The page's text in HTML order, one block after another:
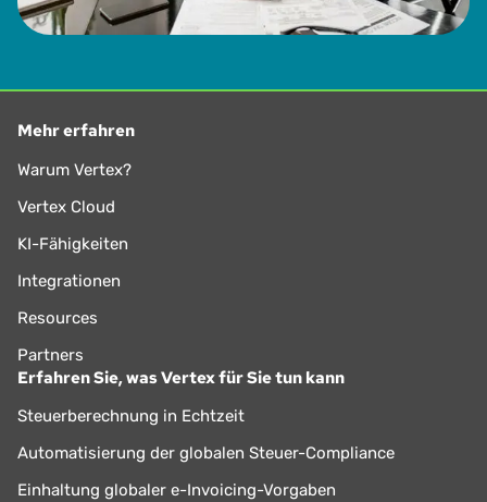
Mehr erfahren
Warum Vertex?
Vertex Cloud
KI-Fähigkeiten
Integrationen
Resources
Partners
Erfahren Sie, was Vertex für Sie tun kann
Steuerberechnung in Echtzeit
Automatisierung der globalen Steuer-Compliance
Einhaltung globaler e-Invoicing-Vorgaben